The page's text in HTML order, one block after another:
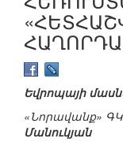
Եվրոպայի
«Նորավանք»
Մանուկյան